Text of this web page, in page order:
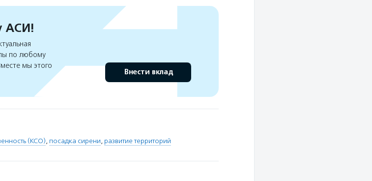
АСИ!
по любому
мы этого
Внести вклад
(КСО), посадка сирени, развитие территорий